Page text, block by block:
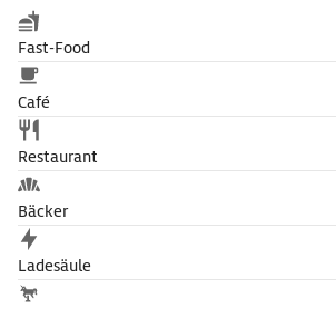
Fast-Food
Café
Restaurant
Bäcker
Ladesäule